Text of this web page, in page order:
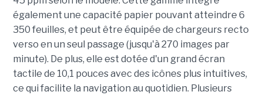
également une capacité papier pouvant atteindre 6
350 feuilles, et peut être équipée de chargeurs recto
verso en un seul passage (jusqu'à 270 images par
minute). De plus, elle est dotée d'un grand écran
tactile de 10,1 pouces avec des icônes plus intuitives,
ce qui facilite la navigation au quotidien. Plusieurs